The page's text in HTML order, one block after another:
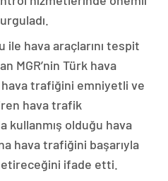
hava araçlarını tespit
MGR’nin Türk hava
hava trafiğini emniyetli ve
hava trafik
kullanmış olduğu hava
hava trafiğini başarıyla
ifade etti.